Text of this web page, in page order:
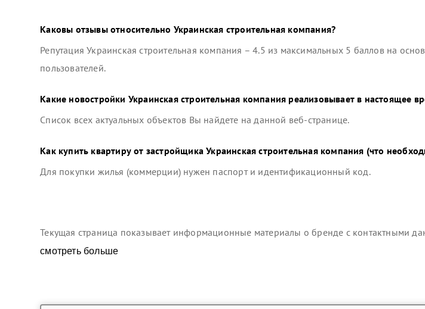
Каковы отзывы относительно Украинская строительная компания?
РепутацияУкраинская строительная компания –4.5 из максимальных 5 баллов на
пользователей.
Какие новостройки Украинская строительная компания реализовывает в настоящее
Список всех актуальных объектов Вы найдете на данной веб-странице.
Как купить квартиру от застройщикаУкраинская строительная компания (что
Для покупки жилья (коммерции) нужен паспорт и идентификационный код.
Текущая страница показывает информационные материалы о бренде с контактными
смотреть больше